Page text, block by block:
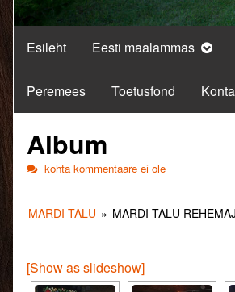
Esileht Eesti maalammas
Peremees Toetusfond
Album
Album
kohta kommentaare ei ole
MARDI TALU » MARDI TALU
[Show as slideshow]